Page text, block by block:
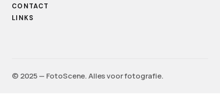
CONTACT
LINKS
©️ 2025 — FotoScene. Alles voor fotografie.